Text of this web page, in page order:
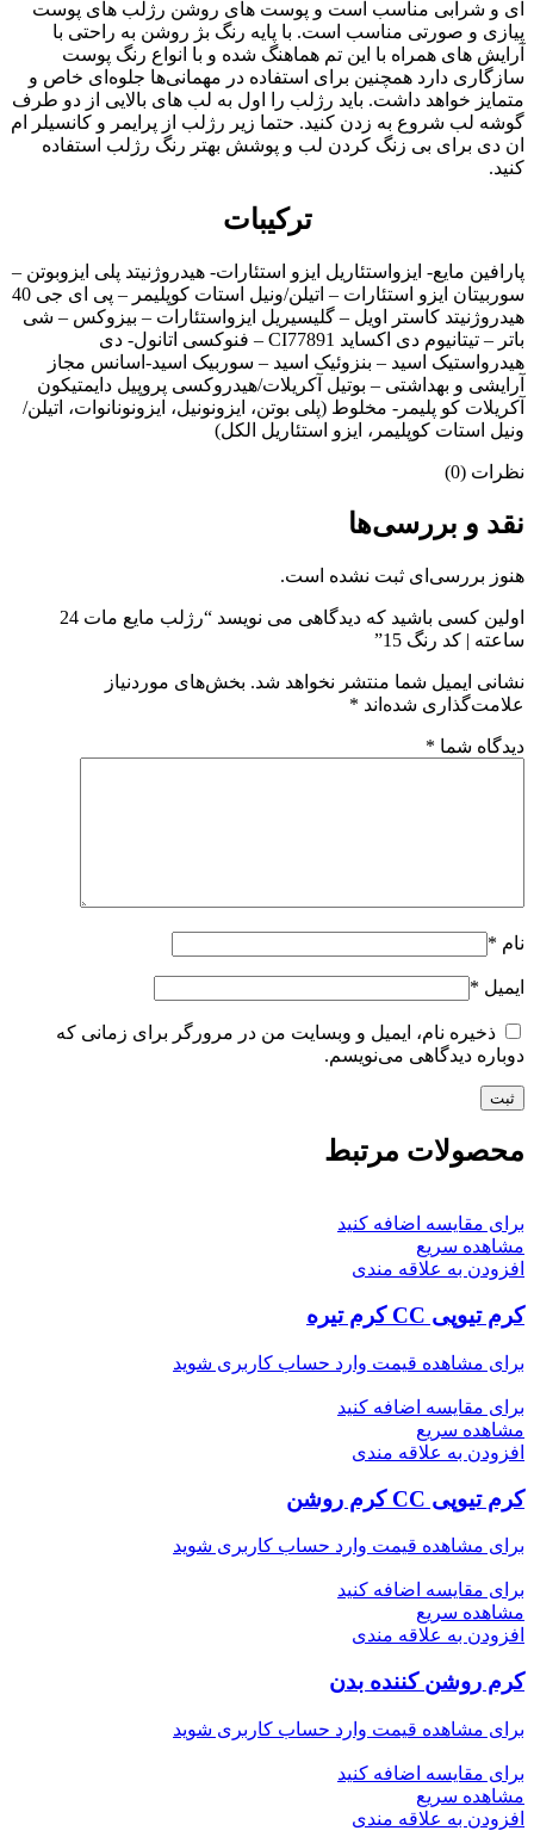
ای و شرابی مناسب است و پوست های روشن رژلب های پوست
پیازی و صورتی مناسب است. با پایه رنگ بژ روشن به راحتی با
آرایش های همراه با این تم هماهنگ شده و با انواع رنگ پوست
سازگاری دارد همچنین برای استفاده در مهمانی‌ها جلوه‌ای خاص و
متمایز خواهد داشت. باید رژلب را اول به لب های بالایی از دو طرف
گوشه لب شروع به زدن کنید. حتما زیر رژلب از پرایمر و کانسیلر ام
ان دی برای بی زنگ کردن لب و پوشش بهتر رنگ رژلب استفاده
کنید.
ترکیبات
پارافین مایع- ایزواستئاریل ایزو استئارات- هیدروژنیتد پلی ایزوبوتن –
سوربیتان ایزو استئارات – اتیلن/ونیل استات کوپلیمر – پی ای جی 40
هیدروژنیتد کاستر اویل – گلیسیریل ایزواستئارات – بیزوکس – شی
باتر – تیتانیوم دی اکساید CI77891 – فنوکسی اتانول- دی
هیدرواستیک اسید – بنزوئیک اسید – سوربیک اسید-اسانس مجاز
آرایشی و بهداشتی – بوتیل آکریلات/هیدروکسی پروپیل دایمتیکون
آکریلات کو پلیمر- مخلوط (پلی بوتن، ایزونونیل، ایزونونانوات، اتیلن/
ونیل استات کوپلیمر، ایزو استئاریل الکل)
نظرات (0)
نقد و بررسی‌ها
هنوز بررسی‌ای ثبت نشده است.
اولین کسی باشید که دیدگاهی می نویسد “رژلب مایع مات 24
ساعته | کد رنگ 15”
نشانی ایمیل شما منتشر نخواهد شد. بخش‌های موردنیاز
علامت‌گذاری شده‌اند *
دیدگاه شما *
نام *
ایمیل *
ذخیره نام، ایمیل و وبسایت من در مرورگر برای زمانی که
دوباره دیدگاهی می‌نویسم.
محصولات مرتبط
برای مقایسه اضافه کنید
مشاهده سریع
افزودن به علاقه مندی
کرم تیوپی CC کرم تیره
برای مشاهده قیمت وارد حساب کاربری شوید
برای مقایسه اضافه کنید
مشاهده سریع
افزودن به علاقه مندی
کرم تیوپی CC کرم روشن
برای مشاهده قیمت وارد حساب کاربری شوید
برای مقایسه اضافه کنید
مشاهده سریع
افزودن به علاقه مندی
کرم روشن ‌کننده بدن
برای مشاهده قیمت وارد حساب کاربری شوید
برای مقایسه اضافه کنید
مشاهده سریع
افزودن به علاقه مندی